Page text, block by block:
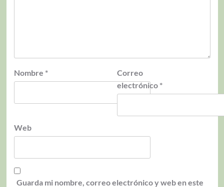
Nombre *
Correo
electrónico *
Web
Guarda mi nombre, correo electrónico y web en este